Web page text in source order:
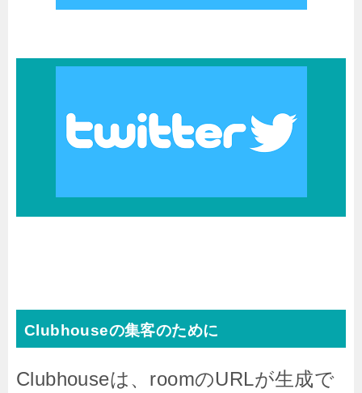
Clubhouseの集客のために
Clubhouseは、roomのURLが生成で